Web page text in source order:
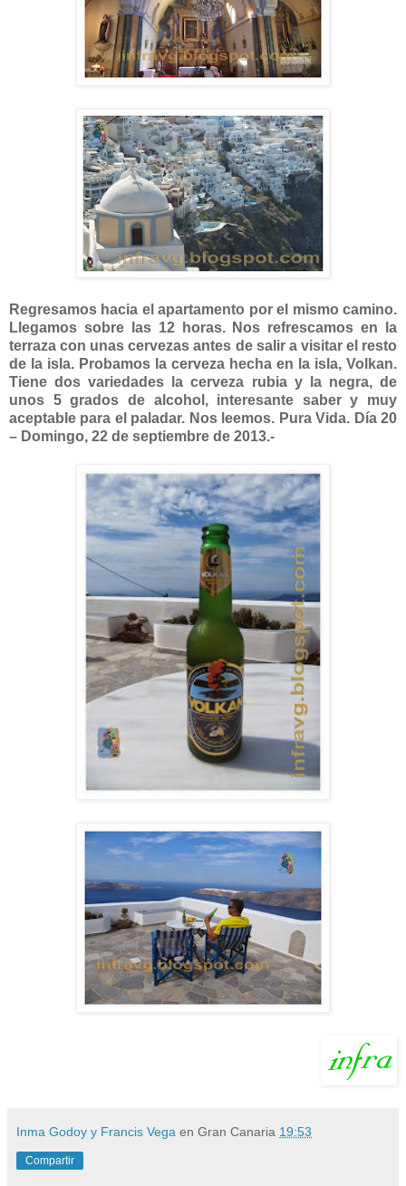
Regresamos hacia el apartamento por el mismo camino.
Llegamos sobre las 12 horas. Nos refrescamos en la
terraza con unas cervezas antes de salir a visitar el resto
de la isla. Probamos la cerveza hecha en la isla, Volkan.
Tiene dos variedades la cerveza rubia y la negra, de
unos 5 grados de alcohol, interesante saber y muy
aceptable para el paladar. Nos leemos. Pura Vida. Día 20
– Domingo, 22 de septiembre de 2013.-
Inma Godoy y Francis Vega en Gran Canaria 19:53
Compartir